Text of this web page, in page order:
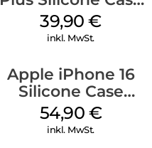
MagSafe Plum
39,90€
inkl. MwSt.
Apple iPhone 16
Silicone Case
MagSafe Lake
Green
54,90 €
inkl. MwSt.